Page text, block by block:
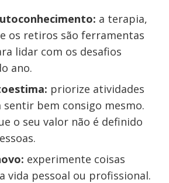
a terapia,
os retiros são ferramentas
lidar com os desafios
ano.
priorize atividades
sentir bem consigo mesmo.
o seu valor não é definido
experimente coisas
vida pessoal ou profissional.